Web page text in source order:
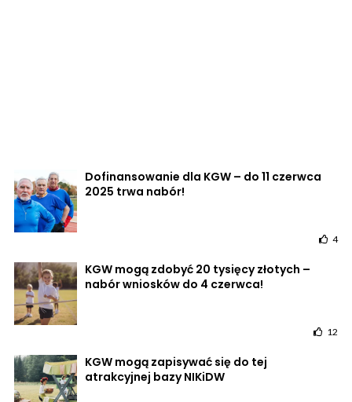
Dofinansowanie dla KGW – do 11 czerwca
2025 trwa nabór!
4
KGW mogą zdobyć 20 tysięcy złotych –
nabór wniosków do 4 czerwca!
12
KGW mogą zapisywać się do tej
atrakcyjnej bazy NIKiDW